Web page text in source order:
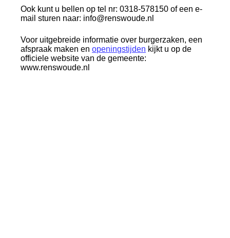
Ook kunt u bellen op tel nr: 0318-578150 of een e-
mail sturen naar: info@renswoude.nl
Voor uitgebreide informatie over burgerzaken, een
afspraak maken enopeningstijden kijkt u op de
officiele website van de gemeente:
www.renswoude.nl